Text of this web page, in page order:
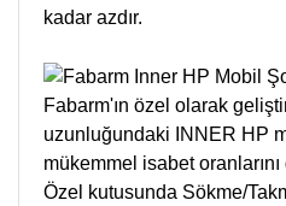
kadar azdır.
Fabarm'ın özel olarak
uzunluğundaki INNER HP
mükemmel isabet
Özel kutusunda Sökme/